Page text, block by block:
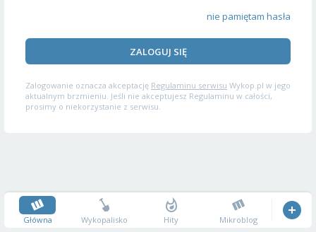
nie pamiętam hasła
ZALOGUJ SIĘ
Zalogowanie oznacza akceptację Regulaminu serwisu Wykop.pl w jego
aktualnym brzmieniu. Jeśli nie akceptujesz Regulaminu w całości,
prosimy o niekorzystanie z serwisu.
Główna Wykopalisko Hity Mikroblog